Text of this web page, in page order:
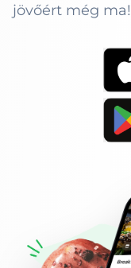
jövőért még ma!